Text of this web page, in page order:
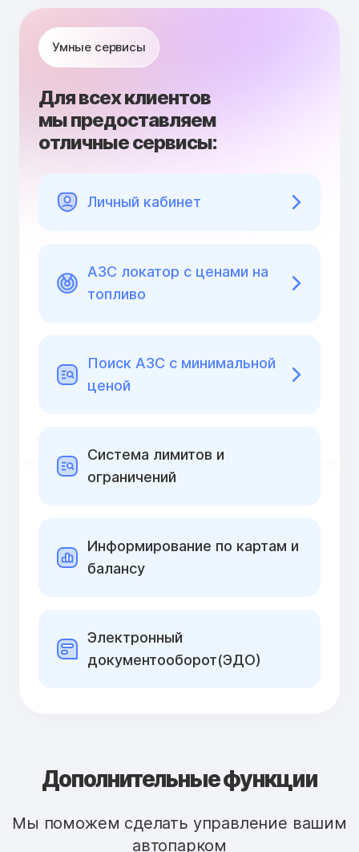
Умные сервисы
Для всех клиентов
мы предоставляем
отличные сервисы:
Личный кабинет
АЗС локатор с ценами на
топливо
Поиск АЗС с минимальной
ценой
Cистема лимитов и
ограничений
Информирование по картам и
балансу
Электронный
документооборот(ЭДО)
Дополнительные функции
Мы поможем сделать управление вашим
автопарком